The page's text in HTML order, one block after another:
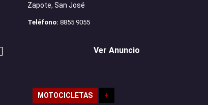
Zapote, San José
Teléfono: 8855 9055
Ver Anuncio
MOTOCICLETAS +